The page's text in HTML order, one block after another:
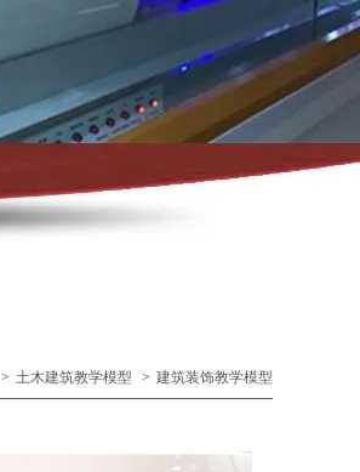
> 土木建筑教学模型 > 建筑装饰教学模型